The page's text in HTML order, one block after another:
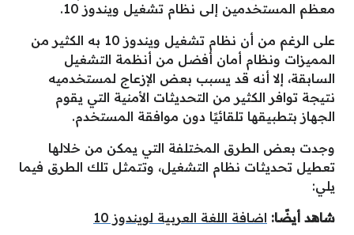
معظم المستخدمين إلى نظام تشغيل ويندوز 10.
على الرغم من أن نظام تشغيل ويندوز 10 به الكثير من
المميزات ونظام أمان أفضل من أنظمة التشغيل
السابقة، إلا أنه قد يسبب بعض الإزعاج لمستخدميه
نتيجة توافر الكثير من التحديثات الأمنية التي يقوم
الجهاز بتطبيقها تلقائيًا دون موافقة المستخدم.
وجدت بعض الطرق المختلفة التي يمكن من خلالها
تعطيل تحديثات نظام التشغيل، وتتمثل تلك الطرق فيما
يلي:
شاهد أيضًا: اضافة اللغة العربية لويندوز 10